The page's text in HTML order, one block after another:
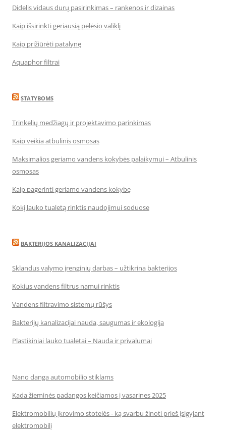
Didelis vidaus durų pasirinkimas – rankenos ir dizainas
Kaip išsirinkti geriausią pelėsio valiklį
Kaip prižiūrėti patalynę
Aquaphor filtrai
STATYBOMS
Trinkelių medžiagų ir projektavimo parinkimas
Kaip veikia atbulinis osmosas
Maksimalios geriamo vandens kokybės palaikymui – Atbulinis
osmosas
Kaip pagerinti geriamo vandens kokybę
Kokį lauko tualetą rinktis naudojimui soduose
BAKTERIJOS KANALIZACIJAI
Sklandus valymo įrenginių darbas – užtikrina bakterijos
Kokius vandens filtrus namui rinktis
Vandens filtravimo sistemų rūšys
Bakterijų kanalizacijai nauda, saugumas ir ekologija
Plastikiniai lauko tualetai – Nauda ir privalumai
Nano danga automobilio stiklams
Kada žieminės padangos keičiamos į vasarines 2025
Elektromobilių įkrovimo stotelės - ką svarbu žinoti prieš įsigyjant
elektromobilį